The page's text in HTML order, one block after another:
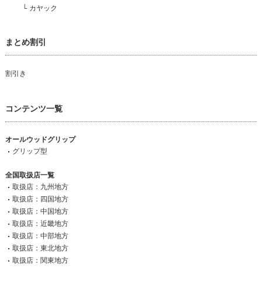
└ カヤック
まとめ割引
割引き
コンテンツ一覧
オールウッドグリップ
グリップ型
全国取扱店一覧
取扱店：九州地方
取扱店：四国地方
取扱店：中国地方
取扱店：近畿地方
取扱店：中部地方
取扱店：東北地方
取扱店：関東地方